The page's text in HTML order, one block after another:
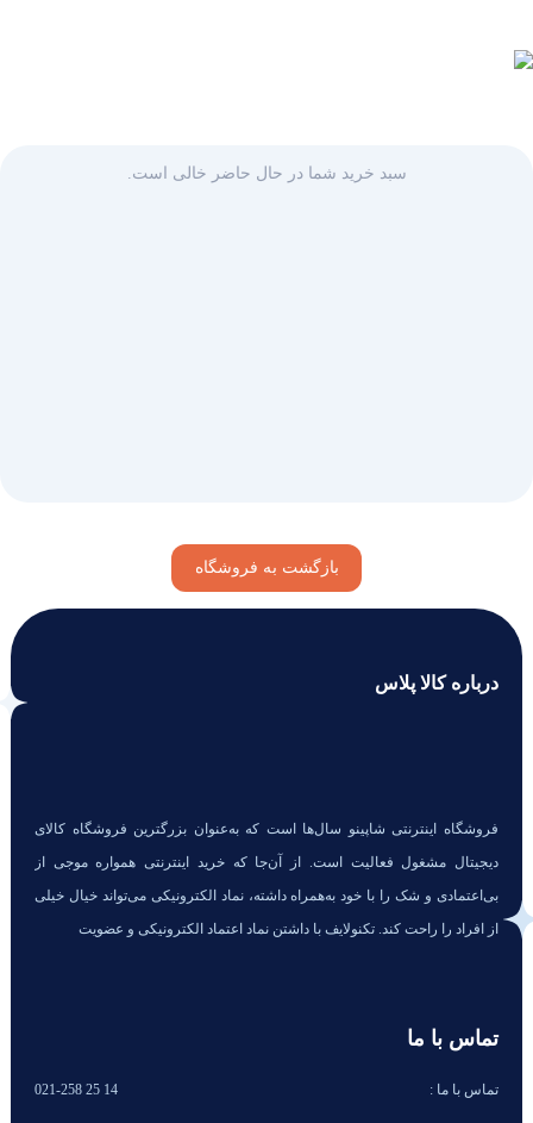
سبد خرید شما در حال حاضر خالی است.
بازگشت به فروشگاه
درباره کالا پلاس
فروشگاه اینترنتی شاپینو سال‌ها است که به‌عنوان بزرگترین فروشگاه کالای
دیجیتال مشغول فعالیت است. از آن‌جا که خرید اینترنتی همواره موجی از
بی‌اعتمادی و شک را با خود به‌همراه داشته، نماد الکترونیکی می‌تواند خیال خیلی
از افراد را راحت کند. تکنولایف با داشتن نماد اعتماد الکترونیکی و عضویت
تماس با ما
تماس با ما : 14 25 021-258